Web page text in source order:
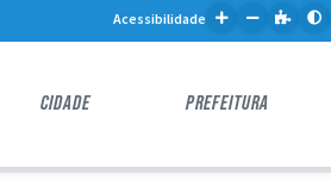
Acessibilidade
CIDADE PREFEITURA